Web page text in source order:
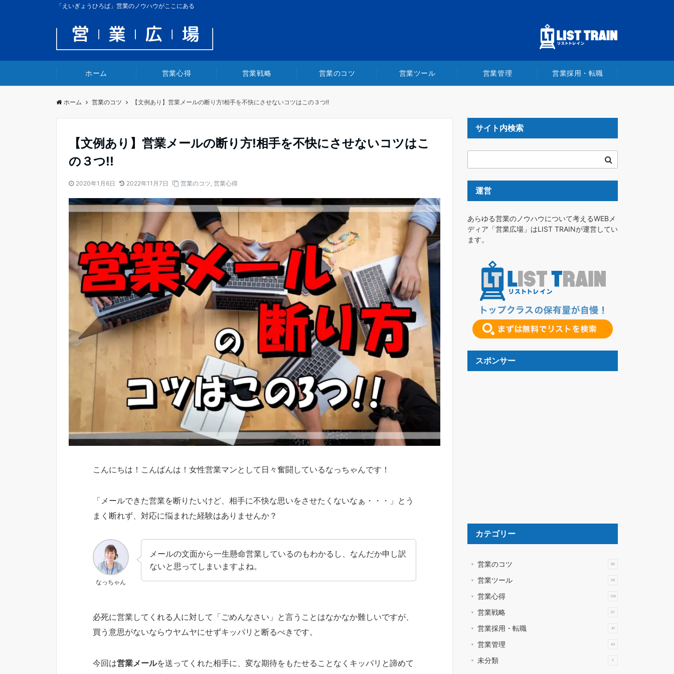
「えいぎょうひろば」営業のノウハウがここにある
ホーム 営業心得 営業戦略 営業のコツ 営業ツール 営業管理 営業採用・転職
ホーム 営業のコツ 【文例あり】営業メールの断り方!相手を不快にさせないコツはこの３つ!!
【文例あり】営業メールの断り方!相手を不快にさせないコツはこ
の３つ!!
2020年1月6日 2022年11月7日 営業のコツ, 営業心得
こんにちは！こんばんは！女性営業マンとして日々奮闘しているなっちゃんです！
「メールできた営業を断りたいけど、相手に不快な思いをさせたくないなぁ・・・」とう
まく断れず、対応に悩まれた経験はありませんか？
なっちゃん
メールの文面から一生懸命営業しているのもわかるし、なんだか申し訳
ないと思ってしまいますよね。
必死に営業してくれる人に対して「ごめんなさい」と言うことはなかなか難しいですが、
買う意思がないならウヤムヤにせずキッパリと断るべきです。
今回は営業メールを送ってくれた相手に、変な期待をもたせることなくキッパリと諦めて
サイト内検索
運営
あらゆる営業のノウハウについて考えるWEBメ
ディア「営業広場」はLIST TRAINが運営してい
ます。
スポンサー
カテゴリー
営業のコツ 95
営業ツール 54
営業心得 120
営業戦略 57
営業採用・転職 41
営業管理 43
未分類 7